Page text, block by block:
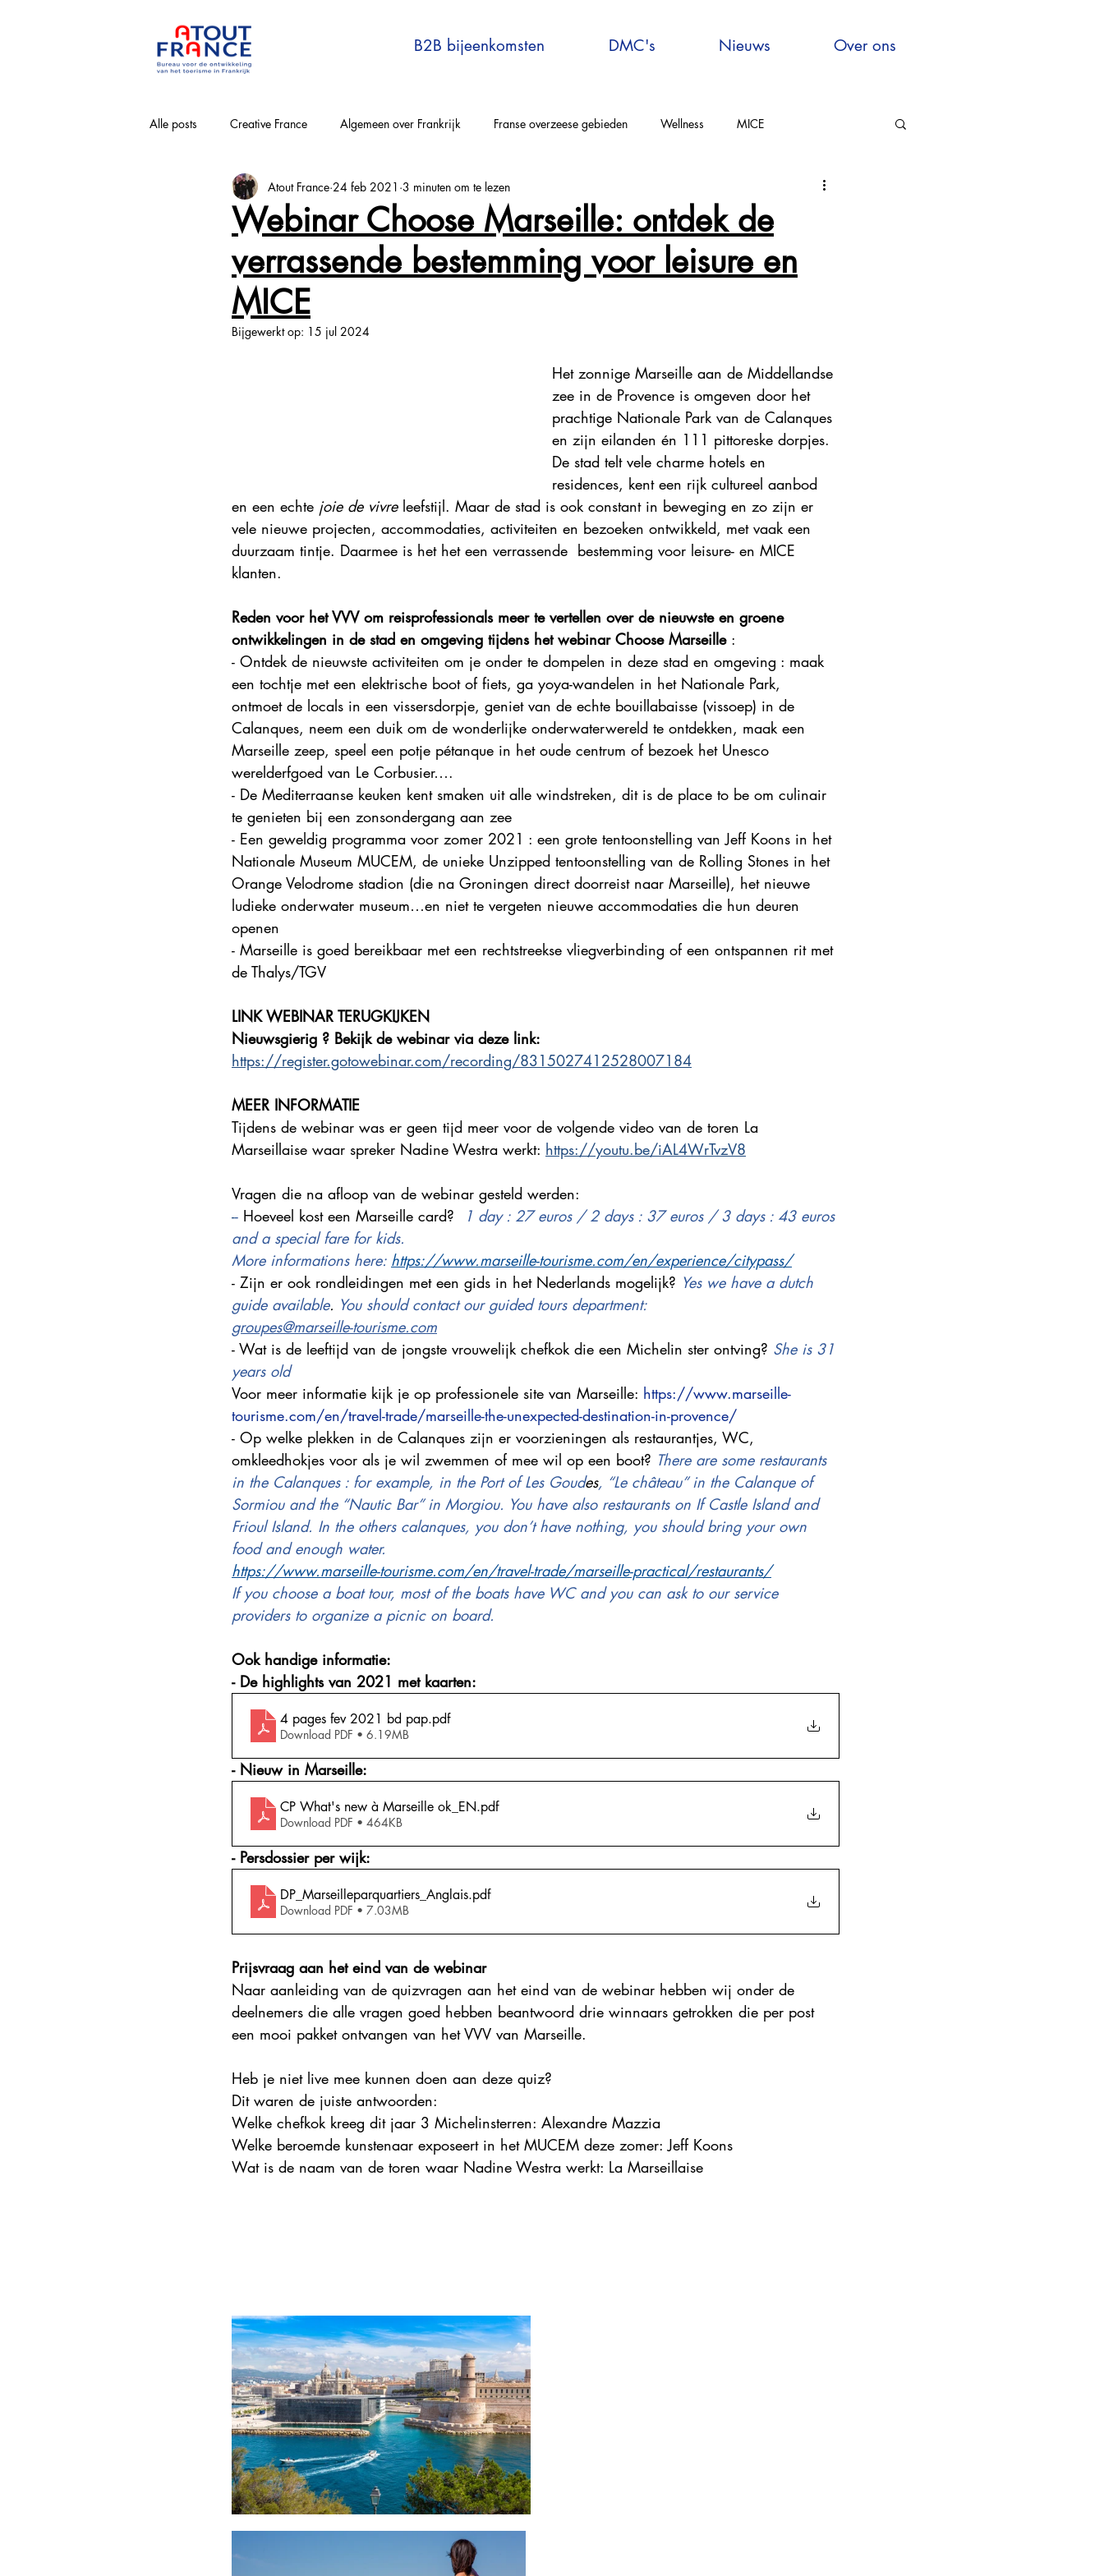
B2B bijeenkomsten DMC's Nieuws Over ons
Alle posts Creative France Algemeen over Frankrijk Franse overzeese gebieden Wellness MICE
Bourgogne-Franche-Comté Nouvelle-Aquitaine Auvergne-Rhône-Alpes Hauts-de-France
Loirevallei Normandie Parijs en omgeving Bretagne Grand-Est Centre Val de Loire
Provence-Alpes-Côte-d'Azur
Explore France 2022 Explore France 2024
Webinar Choose Marseille: ontdek de
verrassende bestemming voor leisure en
MICE
Atout France 24 feb 2021 3 minuten om te lezen
Bijgewerkt op: 15 jul 2024
Het zonnige Marseille aan de Middellandse
zee in de Provence is omgeven door het
prachtige Nationale Park van de Calanques
en zijn eilanden én 111 pittoreske dorpjes.
De stad telt vele charme hotels en
residences, kent een rijk cultureel aanbod
en een echte joie de vivre leefstijl. Maar de stad is ook constant in beweging en zo zijn er
vele nieuwe projecten, accommodaties, activiteiten en bezoeken ontwikkeld, met vaak een
duurzaam tintje. Daarmee is het het een verrassende  bestemming voor leisure- en MICE
klanten.
Reden voor het VVV om reisprofessionals meer te vertellen over de nieuwste en groene
ontwikkelingen in de stad en omgeving tijdens het webinar Choose Marseille :
- Ontdek de nieuwste activiteiten om je onder te dompelen in deze stad en omgeving : maak
een tochtje met een elektrische boot of fiets, ga yoya-wandelen in het Nationale Park,
ontmoet de locals in een vissersdorpje, geniet van de echte bouillabaisse (vissoep) in de
Calanques, neem een duik om de wonderlijke onderwaterwereld te ontdekken, maak een
Marseille zeep, speel een potje pétanque in het oude centrum of bezoek het Unesco
werelderfgoed van Le Corbusier….
- De Mediterraanse keuken kent smaken uit alle windstreken, dit is de place to be om culinair
te genieten bij een zonsondergang aan zee
- Een geweldig programma voor zomer 2021 : een grote tentoonstelling van Jeff Koons in het
Nationale Museum MUCEM, de unieke Unzipped tentoonstelling van de Rolling Stones in het
Orange Velodrome stadion (die na Groningen direct doorreist naar Marseille), het nieuwe
ludieke onderwater museum…en niet te vergeten nieuwe accommodaties die hun deuren
openen
- Marseille is goed bereikbaar met een rechtstreekse vliegverbinding of een ontspannen rit met
de Thalys/TGV
LINK WEBINAR TERUGKIJKEN
Nieuwsgierig ? Bekijk de webinar via deze link:
https://register.gotowebinar.com/recording/8315027412528007184
MEER INFORMATIE
Tijdens de webinar was er geen tijd meer voor de volgende video van de toren La
Marseillaise waar spreker Nadine Westra werkt: https://youtu.be/iAL4WrTvzV8
Vragen die na afloop van de webinar gesteld werden:
-- Hoeveel kost een Marseille card?
1 day : 27 euros / 2 days : 37 euros / 3 days : 43 euros
and a special fare for kids.
More informations here: https://www.marseille-tourisme.com/en/experience/citypass/
- Zijn er ook rondleidingen met een gids in het Nederlands mogelijk? Yes we have a dutch
guide available. You should contact our guided tours department:
groupes@marseille-tourisme.com
- Wat is de leeftijd van de jongste vrouwelijk chefkok die een Michelin ster ontving? She is 31
years old
Voor meer informatie kijk je op professionele site van Marseille: https://www.marseille-
tourisme.com/en/travel-trade/marseille-the-unexpected-destination-in-provence/
- Op welke plekken in de Calanques zijn er voorzieningen als restaurantjes, WC,
omkleedhokjes voor als je wil zwemmen of mee wil op een boot? There are some restaurants
in the Calanques : for example, in the Port of Les Goudes, “Le château” in the Calanque of
Sormiou and the “Nautic Bar” in Morgiou. You have also restaurants on If Castle Island and
Frioul Island. In the others calanques, you don’t have nothing, you should bring your own
food and enough water.
https://www.marseille-tourisme.com/en/travel-trade/marseille-practical/restaurants/
If you choose a boat tour, most of the boats have WC and you can ask to our service
providers to organize a picnic on board.
Ook handige informatie:
- De highlights van 2021 met kaarten:
4 pages fev 2021 bd pap.pdf
Download PDF • 6.19MB
- Nieuw in Marseille:
CP What's new à Marseille ok_EN.pdf
Download PDF • 464KB
- Persdossier per wijk:
DP_Marseilleparquartiers_Anglais.pdf
Download PDF • 7.03MB
Prijsvraag aan het eind van de webinar
Naar aanleiding van de quizvragen aan het eind van de webinar hebben wij onder de
deelnemers die alle vragen goed hebben beantwoord drie winnaars getrokken die per post
een mooi pakket ontvangen van het VVV van Marseille.
Heb je niet live mee kunnen doen aan deze quiz?
Dit waren de juiste antwoorden:
Welke chefkok kreeg dit jaar 3 Michelinsterren: Alexandre Mazzia
Welke beroemde kunstenaar exposeert in het MUCEM deze zomer: Jeff Koons
Wat is de naam van de toren waar Nadine Westra werkt: La Marseillaise